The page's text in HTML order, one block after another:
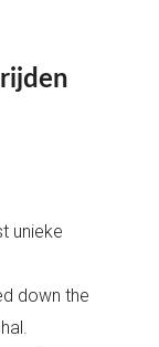
unieke
down the